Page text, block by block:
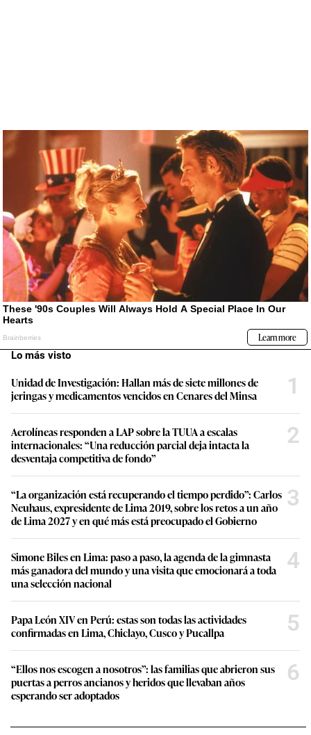
Lo más visto
Unidad de Investigación: Hallan más de siete millones de
jeringas y medicamentos vencidos en Cenares del Minsa
1
Aerolíneas responden a LAP sobre la TUUA a escalas
internacionales: “Una reducción parcial deja intacta la
desventaja competitiva de fondo”
2
“La organización está recuperando el tiempo perdido”: Carlos
Neuhaus, expresidente de Lima 2019, sobre los retos a un año
de Lima 2027 y en qué más está preocupado el Gobierno
3
Simone Biles en Lima: paso a paso, la agenda de la gimnasta
más ganadora del mundo y una visita que emocionará a toda
una selección nacional
4
Papa León XIV en Perú: estas son todas las actividades
confirmadas en Lima, Chiclayo, Cusco y Pucallpa
5
“Ellos nos escogen a nosotros”: las familias que abrieron sus
puertas a perros ancianos y heridos que llevaban años
esperando ser adoptados
6